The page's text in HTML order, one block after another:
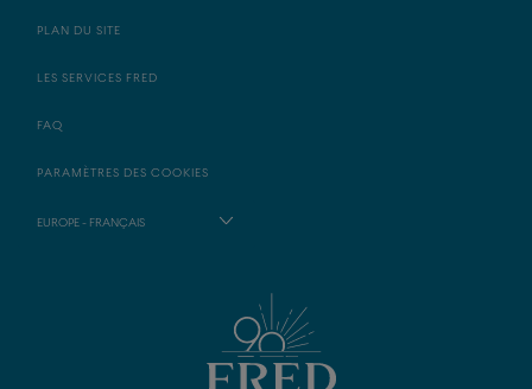
PLAN DU SITE
LES SERVICES FRED
FAQ
PARAMÈTRES DES COOKIES
EUROPE - FRANÇAIS